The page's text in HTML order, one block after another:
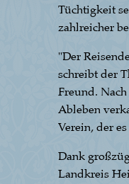
Tüchtigkeit
zahlreicher
"Der
schreibt der
Freund.
Ableben
Verein, der
Dank
Landkreis